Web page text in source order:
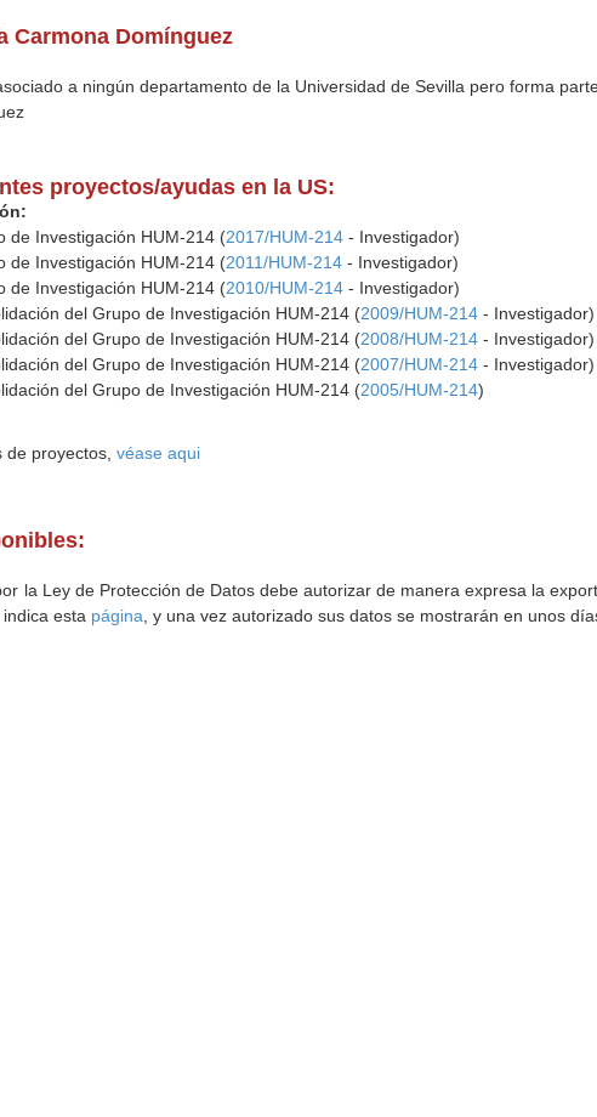
Carmona Domínguez
a ningún departamento de la Universidad de Sevilla pero forma
proyectos/ayudas en la US:
de Investigación HUM-214 (2017/HUM-214 - Investigador)
de Investigación HUM-214 (2011/HUM-214 - Investigador)
de Investigación HUM-214 (2010/HUM-214 - Investigador)
del Grupo de Investigación HUM-214 (2009/HUM-214 - Investigador)
del Grupo de Investigación HUM-214 (2008/HUM-214 - Investigador)
del Grupo de Investigación HUM-214 (2007/HUM-214 - Investigador)
del Grupo de Investigación HUM-214 (2005/HUM-214)
de proyectos,véase aqui
la Ley de Protección de Datos debe autorizar de manera expresa la
esta página , y una vez autorizado sus datos se mostrarán en unos